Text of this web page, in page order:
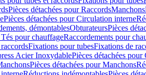
Pièces détachées pour RaccordsManchons
Pièces détachées pour Circulation interne
démontablesObturateursPièces
pour chauffageRaccordements pour
Fixations pour tubesFixations de
Acier InoxydablePièces détachées
Pièces détachées pour Manchons